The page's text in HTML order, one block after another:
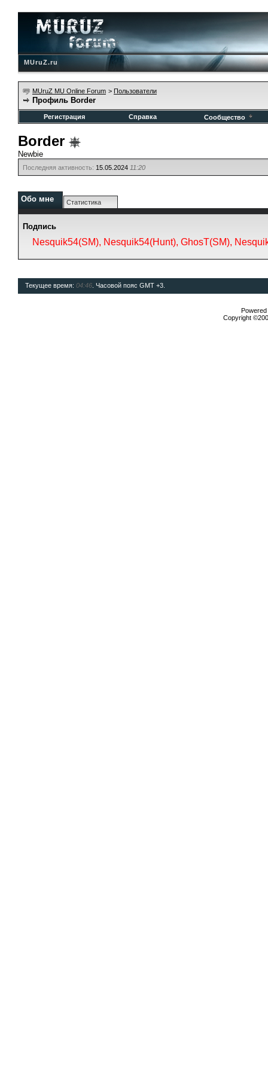
MUruZ.ru
MUruZ MU Online Forum > Пользователи
Профиль Border
Регистрация Справка Сообщество
Border
Newbie
Последняя активность: 15.05.2024 11:20
Обо мне Статистика
Подпись
Nesquik54(SM), Nesquik54(Hunt), GhosT(SM),
Текущее время: 04:46 . Часовой пояс GMT +3.
Copyright